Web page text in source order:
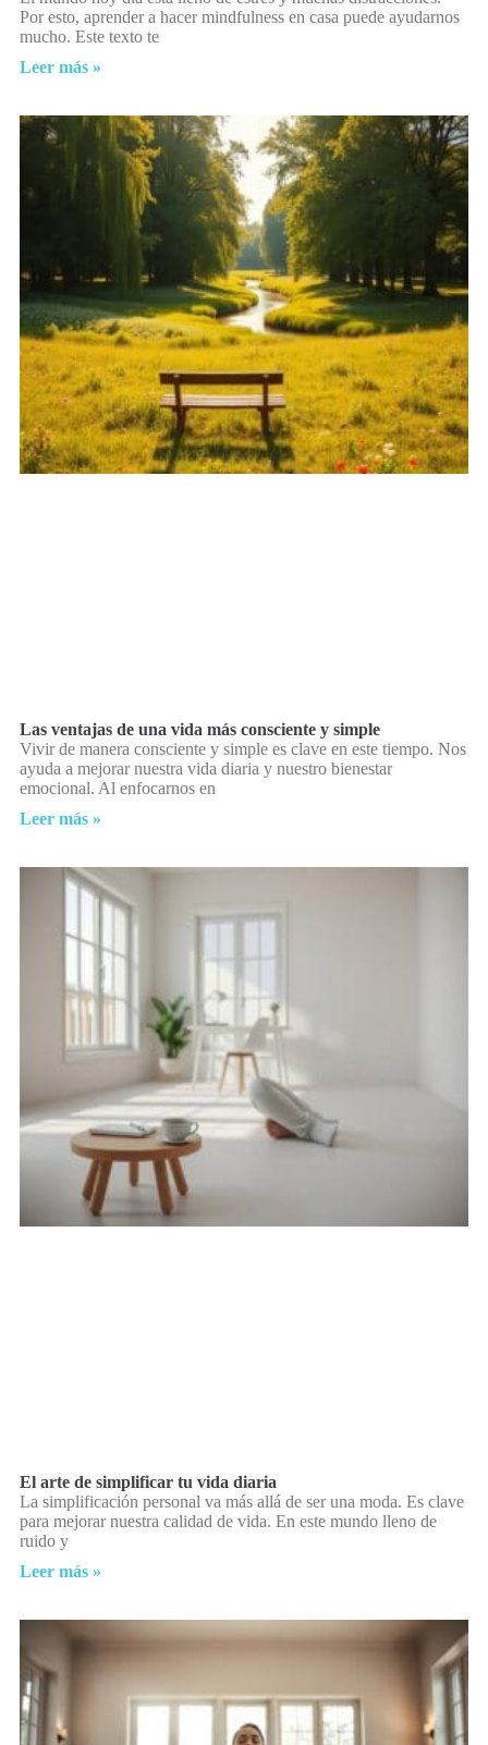
Por esto, aprender a hacer mindfulness en casa puede ayudarnos
mucho. Este texto te
Leer más »
Las ventajas de una vida más consciente y simple
Vivir de manera consciente y simple es clave en este tiempo. Nos
ayuda a mejorar nuestra vida diaria y nuestro bienestar
emocional. Al enfocarnos en
Leer más »
El arte de simplificar tu vida diaria
La simplificación personal va más allá de ser una moda. Es clave
para mejorar nuestra calidad de vida. En este mundo lleno de
ruido y
Leer más »